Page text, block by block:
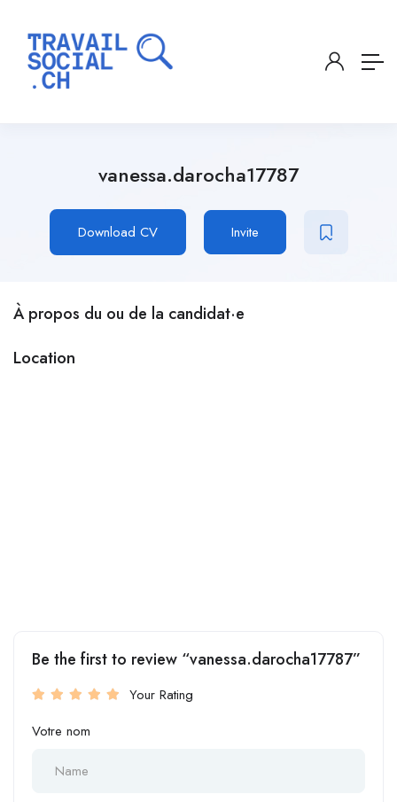
vanessa.darocha17787
Download CV Invite
À propos du ou de la candidat·e
Location
Be the first to review “vanessa.darocha17787”
Your Rating
Votre nom